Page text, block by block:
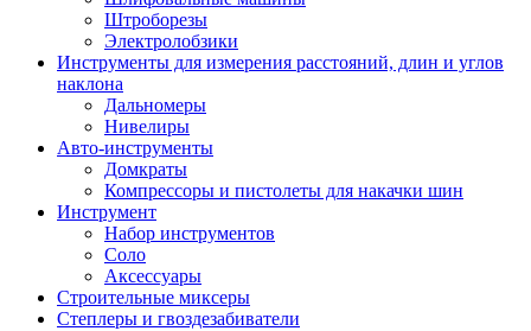
Штроборезы
Электролобзики
Инструменты для измерения расстояний, длин и углов
наклона
Дальномеры
Нивелиры
Авто-инструменты
Домкраты
Компрессоры и пистолеты для накачки шин
Инструмент
Набор инструментов
Соло
Аксессуары
Строительные миксеры
Степлеры и гвоздезабиватели